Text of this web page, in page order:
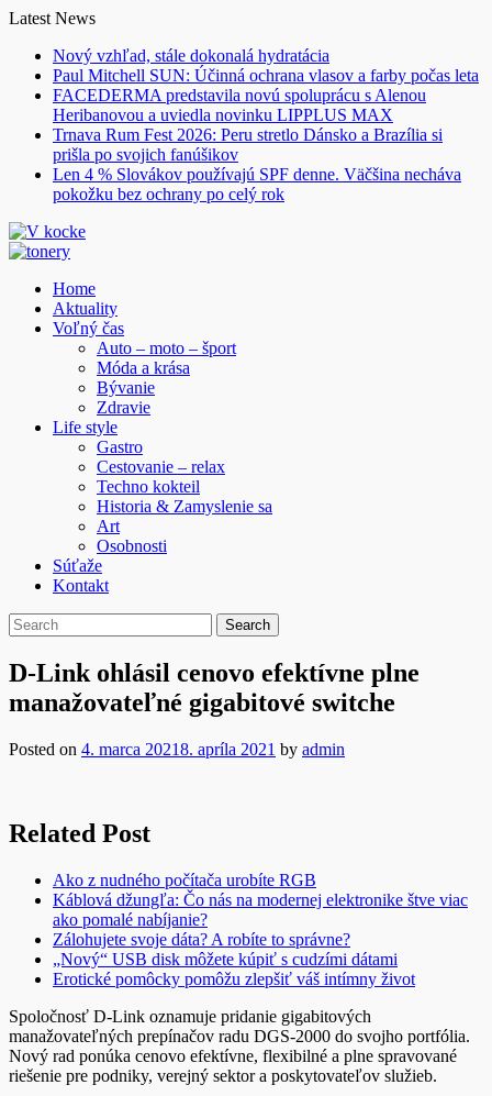
Skip
content
Latest News
Nový vzhľad, stále dokonalá hydratácia
Paul Mitchell SUN: Účinná ochrana vlasov a farby počas leta
FACEDERMA predstavila novú spoluprácu s Alenou
Heribanovou a uviedla novinku LIPPLUS MAX
Trnava Rum Fest 2026: Peru stretlo Dánsko a Brazília si
prišla po svojich fanúšikov
Len 4 % Slovákov používajú SPF denne. Väčšina necháva
pokožku bez ochrany po celý rok
Home
Aktuality
Voľný čas
Auto – moto – šport
Móda a krása
Bývanie
Zdravie
Life style
Gastro
Cestovanie – relax
Techno kokteil
Historia & Zamyslenie sa
Art
Osobnosti
Súťaže
Kontakt
D-Link ohlásil cenovo efektívne plne
manažovateľné gigabitové switche
Posted on 4. marca 20218. apríla 2021 by admin
Related Post
Ako z nudného počítača urobíte RGB
Káblová džungľa: Čo nás na modernej elektronike štve viac
ako pomalé nabíjanie?
Zálohujete svoje dáta? A robíte to správne?
„Nový“ USB disk môžete kúpiť s cudzími dátami
Erotické pomôcky pomôžu zlepšiť váš intímny život
Spoločnosť D-Link oznamuje pridanie gigabitových
manažovateľných prepínačov radu DGS-2000 do svojho portfólia.
Nový rad ponúka cenovo efektívne, flexibilné a plne spravované
riešenie pre podniky, verejný sektor a poskytovateľov služieb.